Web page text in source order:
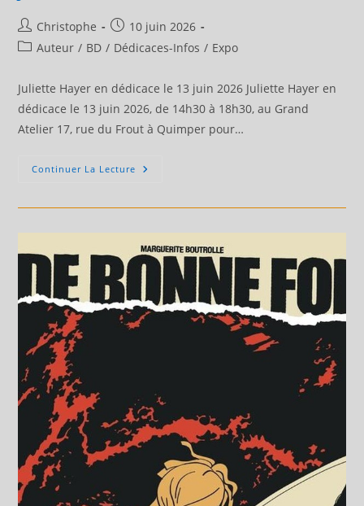
Auteur/autrice
de
Christophe
Publication
publiée :
10 juin 2026
PostAuteur / BD / Dédicaces-Infos / Expo
Juliette Hayer en dédicace le 13 juin 2026 Juliette Hayer en
dédicace le 13 juin 2026, de 14h30 à 18h30, au Grand
Atelier 17, rue du Frout à Quimper pour…
Continuer La Lecture Juliette
Juin
2026